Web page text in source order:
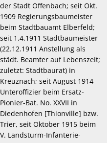
der Stadt Offenbach; seit Okt.
1909 Regierungsbaumeister
beim Stadtbauamt Elberfeld;
seit 1.4.1911 Stadtbaumeister
(22.12.1911 Anstellung als
städt. Beamter auf Lebenszeit;
zuletzt: Stadtbaurat) in
Kreuznach; seit August 1914
Unteroffizier beim Ersatz-
Pionier-Bat. No. XXVII in
Diedenhofen [Thionville] bzw.
Trier, seit Oktober 1915 beim
V. Landsturm-Infanterie-